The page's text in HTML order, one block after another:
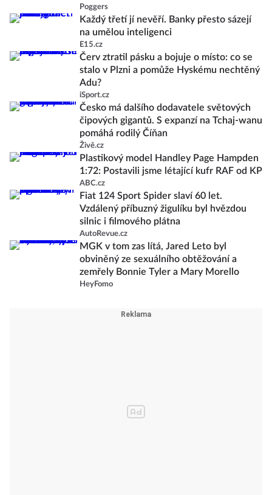
Poggers
Každý třetí jí nevěří. Banky přesto sázejí
na umělou inteligenci
E15.cz
Červ ztratil pásku a bojuje o místo: co se
stalo v Plzni a pomůže Hyskému nechtěný
Adu?
iSport.cz
Česko má dalšího dodavatele světových
čipových gigantů. S expanzí na Tchaj-wanu
pomáhá rodilý Číňan
Živě.cz
Plastikový model Handley Page Hampden
1:72: Postavili jsme létající kufr RAF od KP
ABC.cz
Fiat 124 Sport Spider slaví 60 let.
Vzdálený příbuzný žigulíku byl hvězdou
silnic i filmového plátna
AutoRevue.cz
MGK v tom zas lítá, Jared Leto byl
obviněný ze sexuálního obtěžování a
zemřely Bonnie Tyler a Mary Morello
HeyFomo